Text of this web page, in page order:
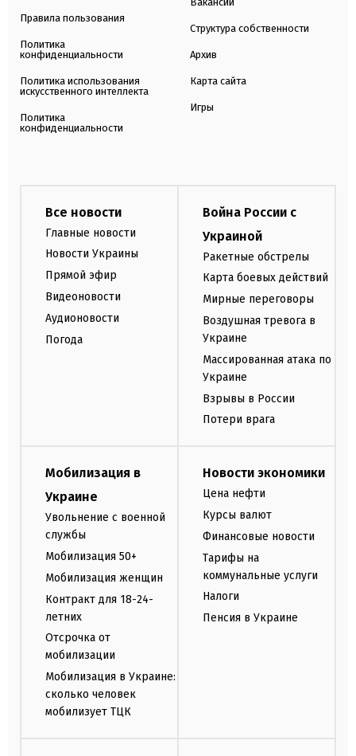
Правила пользования
Политика
конфиденциальности
Политика использования
искусственного интеллекта
Политика
конфиденциальности
Структура собственности
Архив
Карта сайта
Игры
Все новости
Главные новости
Новости Украины
Прямой эфир
Видеоновости
Аудионовости
Погода
Война России с
Украиной
Ракетные обстрелы
Карта боевых действий
Мирные переговоры
Воздушная тревога в
Украине
Массированная атака по
Украине
Взрывы в России
Потери врага
Мобилизация в
Украине
Увольнение с военной
службы
Мобилизация 50+
Мобилизация женщин
Контракт для 18-24-
летних
Отсрочка от
мобилизации
Мобилизация в Украине:
сколько человек
мобилизует ТЦК
Новости экономики
Цена нефти
Курсы валют
Финансовые новости
Тарифы на
коммунальные услуги
Налоги
Пенсия в Украине